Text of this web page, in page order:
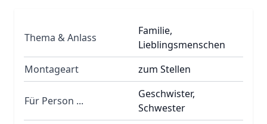
Thema & Anlass
Familie,
Lieblingsmenschen
Montageart
zum Stellen
Für Person ...
Geschwister,
Schwester